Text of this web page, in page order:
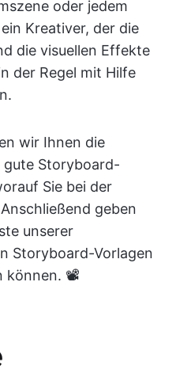
oder jedem
Kreativer, der die
die visuellen Effekte
der Regel mit Hilfe
wir Ihnen die
gute Storyboard-
Sie bei der
geben
unserer
Storyboard-Vorlagen
können. 📽️